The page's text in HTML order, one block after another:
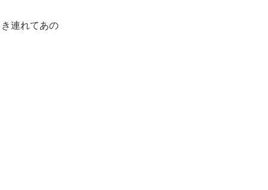
連れてあの